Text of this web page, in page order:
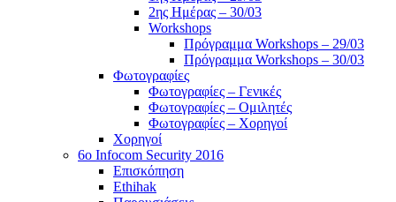
2ης Ημέρας – 30/03
Workshops
Πρόγραμμα Workshops – 29/03
Πρόγραμμα Workshops – 30/03
Φωτογραφίες
Φωτογραφίες – Γενικές
Φωτογραφίες – Ομιλητές
Φωτογραφίες – Χορηγοί
Χορηγοί
6o Infocom Security 2016
Επισκόπηση
Ethihak